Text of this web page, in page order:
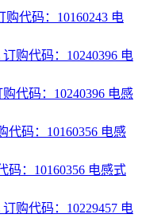
购代码：10160243 电
代码：10240396 电感
码：10160356 电感式